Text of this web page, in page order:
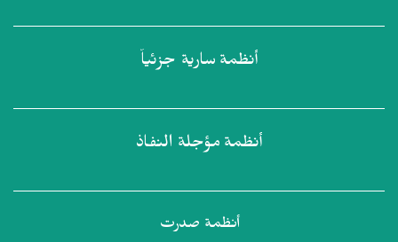
أنظمة سارية جزئياً
أنظمة مؤجلة النفاذ
أنظمة صدرت